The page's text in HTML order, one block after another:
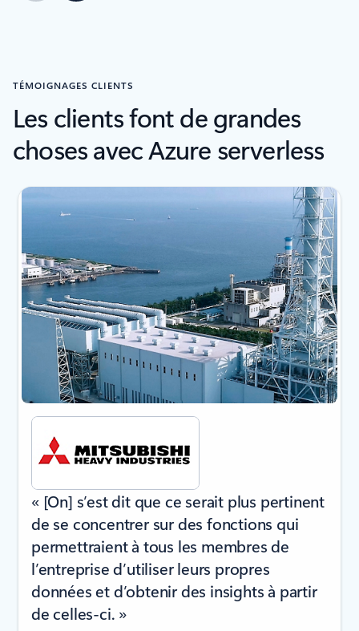
TÉMOIGNAGES CLIENTS
Les clients font de grandes
choses avec Azure serverless
Affichage de la diapositive 1 de 3
« [On] s’est dit que ce serait plus pertinent
de se concentrer sur des fonctions qui
permettraient à tous les membres de
l’entreprise d’utiliser leurs propres
données et d’obtenir des insights à partir
de celles-ci. »